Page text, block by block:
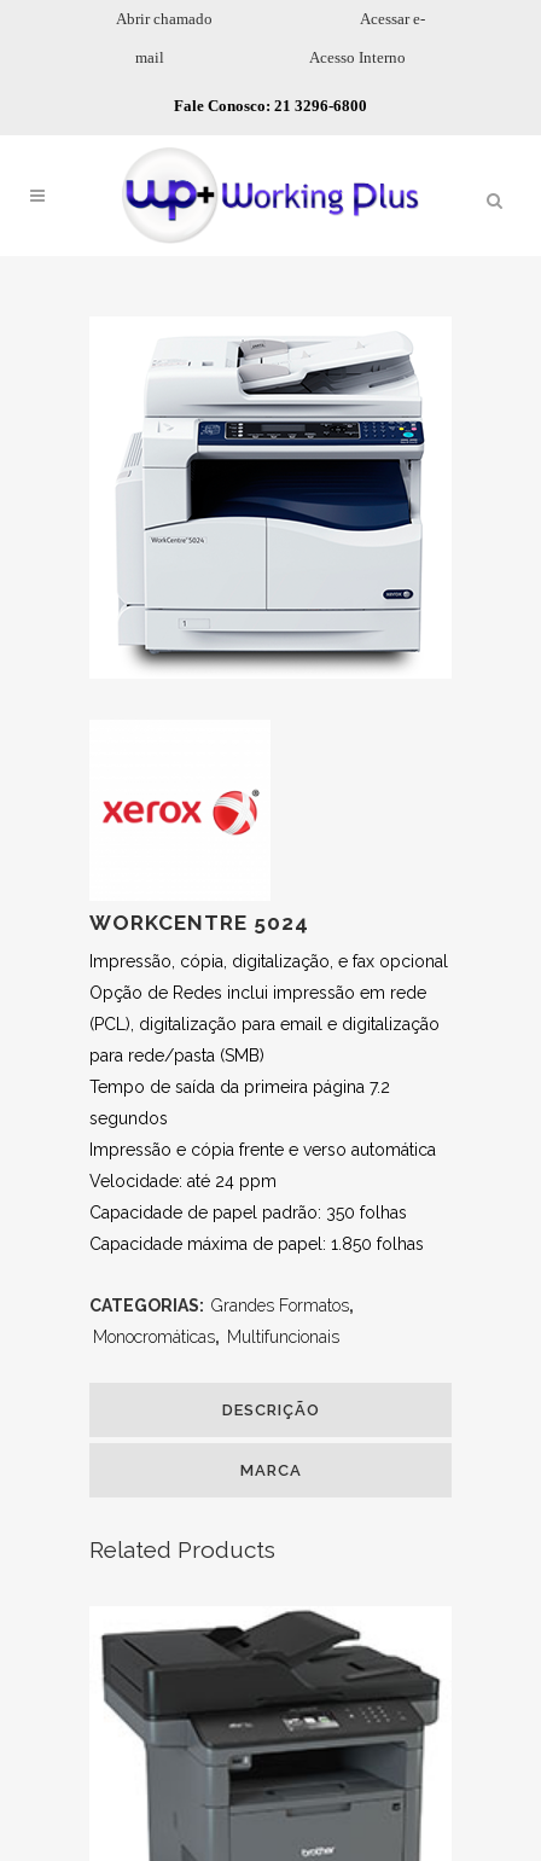
Abrir chamado Acessar e-
mail Acesso Interno
Fale Conosco: 21 3296-6800
WORKCENTRE 5024
Impressão, cópia, digitalização, e fax opcional
Opção de Redes inclui impressão em rede
(PCL), digitalização para email e digitalização
para rede/pasta (SMB)
Tempo de saída da primeira página 7.2
segundos
Impressão e cópia frente e verso automática
Velocidade: até 24 ppm
Capacidade de papel padrão: 350 folhas
Capacidade máxima de papel: 1.850 folhas
CATEGORIAS: Grandes Formatos,
Monocromáticas, Multifuncionais
DESCRIÇÃO
MARCA
Related Products